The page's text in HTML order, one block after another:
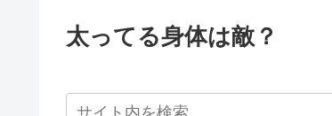
太ってる身体は敵？